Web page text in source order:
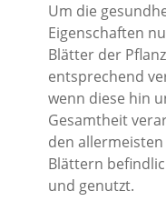
Um die
Eigenschaften
Blätter der
entsprechend
wenn diese hin
Gesamtheit
den
Blättern
und genutzt.